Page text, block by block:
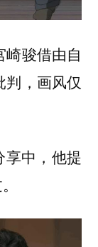
崎骏借由自
，画风仅
享中，他提